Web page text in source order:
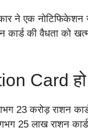
ने एक नोटिफिकेशन
की वैधता को
Card हो
23 करोड़ राशन
25 लाख राशन कार्ड